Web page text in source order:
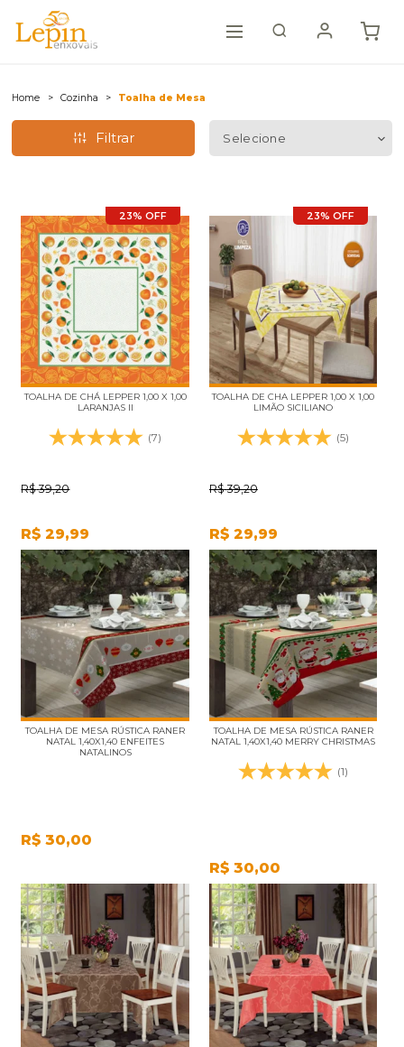
Home Cozinha Toalha de Mesa
Filtrar
23% OFF
TOALHA DE CHÁ LEPPER 1,00 X 1,00
LARANJAS II
(7)
R$ 39,20
R$ 29,99
23% OFF
TOALHA DE CHA LEPPER 1,00 X 1,00
LIMÃO SICILIANO
(5)
R$ 39,20
R$ 29,99
TOALHA DE MESA RÚSTICA RANER
NATAL 1,40X1,40 ENFEITES
NATALINOS
R$ 30,00
TOALHA DE MESA RÚSTICA RANER
NATAL 1,40X1,40 MERRY CHRISTMAS
(1)
R$ 30,00